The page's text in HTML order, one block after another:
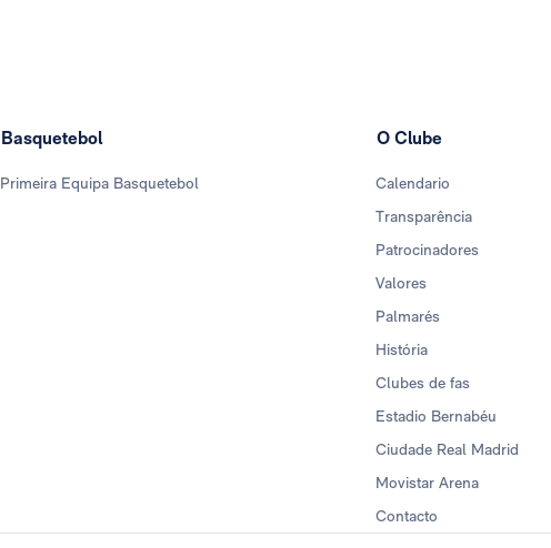
Basquetebol
Primeira Equipa Basquetebol
O Clube
Calendario
Transparência
Patrocinadores
Valores
Palmarés
História
Clubes de fas
Estadio Bernabéu
Ciudade Real Madrid
Movistar Arena
Contacto